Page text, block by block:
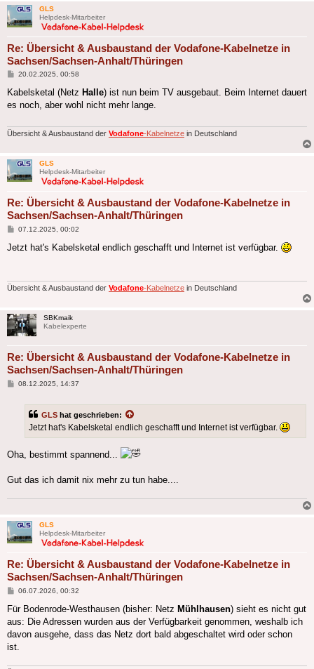
GLS
Helpdesk-Mitarbeiter
Re: Übersicht & Ausbaustand der Vodafone-Kabelnetze in
Sachsen/Sachsen-Anhalt/Thüringen
Beitrag
20.02.2025, 00:58
Kabelsketal (Netz Halle) ist nun beim TV ausgebaut. Beim Internet dauert
es noch, aber wohl nicht mehr lange.
Übersicht & Ausbaustand der Vodafone-Kabelnetze in Deutschland
GLS
Helpdesk-Mitarbeiter
Re: Übersicht & Ausbaustand der Vodafone-Kabelnetze in
Sachsen/Sachsen-Anhalt/Thüringen
Beitrag
07.12.2025, 00:02
Jetzt hat's Kabelsketal endlich geschafft und Internet ist verfügbar.
Übersicht & Ausbaustand der Vodafone-Kabelnetze in Deutschland
SBKmaik
Kabelexperte
Re: Übersicht & Ausbaustand der Vodafone-Kabelnetze in
Sachsen/Sachsen-Anhalt/Thüringen
Beitrag
08.12.2025, 14:37
GLS hat geschrieben:
Jetzt hat's Kabelsketal endlich geschafft und Internet ist verfügbar.
Oha, bestimmt spannend...
Gut das ich damit nix mehr zu tun habe....
GLS
Helpdesk-Mitarbeiter
Re: Übersicht & Ausbaustand der Vodafone-Kabelnetze in
Sachsen/Sachsen-Anhalt/Thüringen
Beitrag
06.07.2026, 00:32
Für Bodenrode-Westhausen (bisher: Netz Mühlhausen) sieht es nicht gut
aus: Die Adressen wurden aus der Verfügbarkeit genommen, weshalb ich
davon ausgehe, dass das Netz dort bald abgeschaltet wird oder schon
ist.